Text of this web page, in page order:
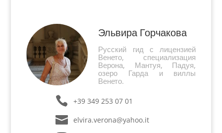
Эльвира Горчакова
Русский гид с лицензией
Венето, специализация
Верона, Мантуя, Падуя,
озеро Гарда и виллы
Венето.
+39 349 253 07 01
elvira.verona@yahoo.it